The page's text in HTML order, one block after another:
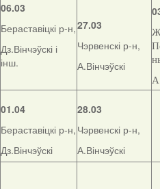
06.03
Бераставіцкі р-н,
Дз.Вінчэўскі і
інш.
27.03
Чэрвенскі р-н,
А.Вінчэўскі
01.04
Бераставіцкі р-н,
Дз.Вінчэўскі
28.03
Чэрвенскі р-н,
А.Вінчэўскі